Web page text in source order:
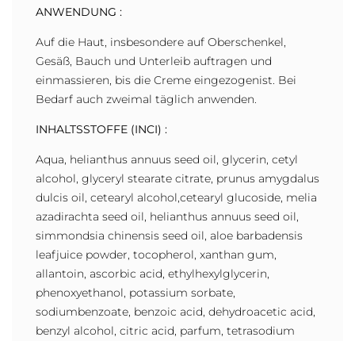
ANWENDUNG :
Auf die Haut, insbesondere auf Oberschenkel,
Gesäß, Bauch und Unterleib auftragen und
einmassieren, bis die Creme eingezogenist. Bei
Bedarf auch zweimal täglich anwenden.
INHALTSSTOFFE (INCI) :
Aqua, helianthus annuus seed oil, glycerin, cetyl
alcohol, glyceryl stearate citrate, prunus amygdalus
dulcis oil, cetearyl alcohol,cetearyl glucoside, melia
azadirachta seed oil, helianthus annuus seed oil,
simmondsia chinensis seed oil, aloe barbadensis
leafjuice powder, tocopherol, xanthan gum,
allantoin, ascorbic acid, ethylhexylglycerin,
phenoxyethanol, potassium sorbate,
sodiumbenzoate, benzoic acid, dehydroacetic acid,
benzyl alcohol, citric acid, parfum, tetrasodium